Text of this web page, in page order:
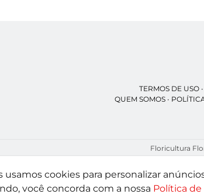
TERMOS DE USO•
QUEM SOMOS•
Floricultura
Rua Catarina Cavalieri -
© 2024-2026 - Todos os direitos
usamos cookies para personalizar
você concorda com a nossa Política